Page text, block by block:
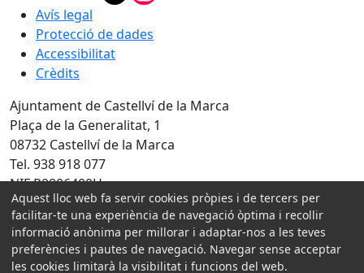
Avís legal
Protecció de dades
Accessibilitat
Crèdits
Ajuntament de Castellví de la Marca
Plaça de la Generalitat, 1
08732 Castellví de la Marca
Tel. 938 918 077
NIF P0806400H
Amb la col·laboració de:
Aquest lloc web fa servir cookies pròpies i de tercers per
facilitar-te una experiència de navegació òptima i recollir
informació anònima per millorar i adaptar-nos a les teves
preferències i pautes de navegació. Navegar sense acceptar
les cookies limitarà la visibilitat i funcions del web.